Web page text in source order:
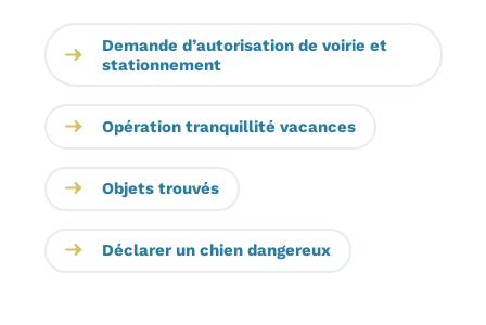
Demande d’autorisation de voirie et
stationnement
Opération tranquillité vacances
Objets trouvés
Déclarer un chien dangereux